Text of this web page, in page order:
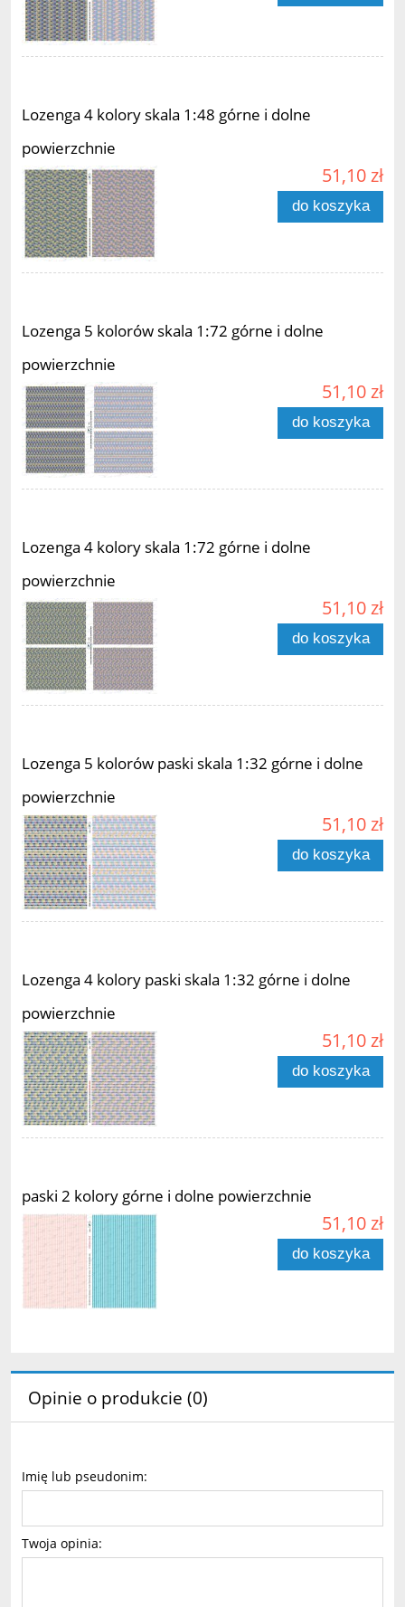
Lozenga 4 kolory skala 1:48 górne i dolne
powierzchnie
51,10 zł
do koszyka
Lozenga 5 kolorów skala 1:72 górne i dolne
powierzchnie
51,10 zł
do koszyka
Lozenga 4 kolory skala 1:72 górne i dolne
powierzchnie
51,10 zł
do koszyka
Lozenga 5 kolorów paski skala 1:32 górne i dolne
powierzchnie
51,10 zł
do koszyka
Lozenga 4 kolory paski skala 1:32 górne i dolne
powierzchnie
51,10 zł
do koszyka
paski 2 kolory górne i dolne powierzchnie
51,10 zł
do koszyka
Opinie o produkcie (0)
Imię lub pseudonim:
Twoja opinia: